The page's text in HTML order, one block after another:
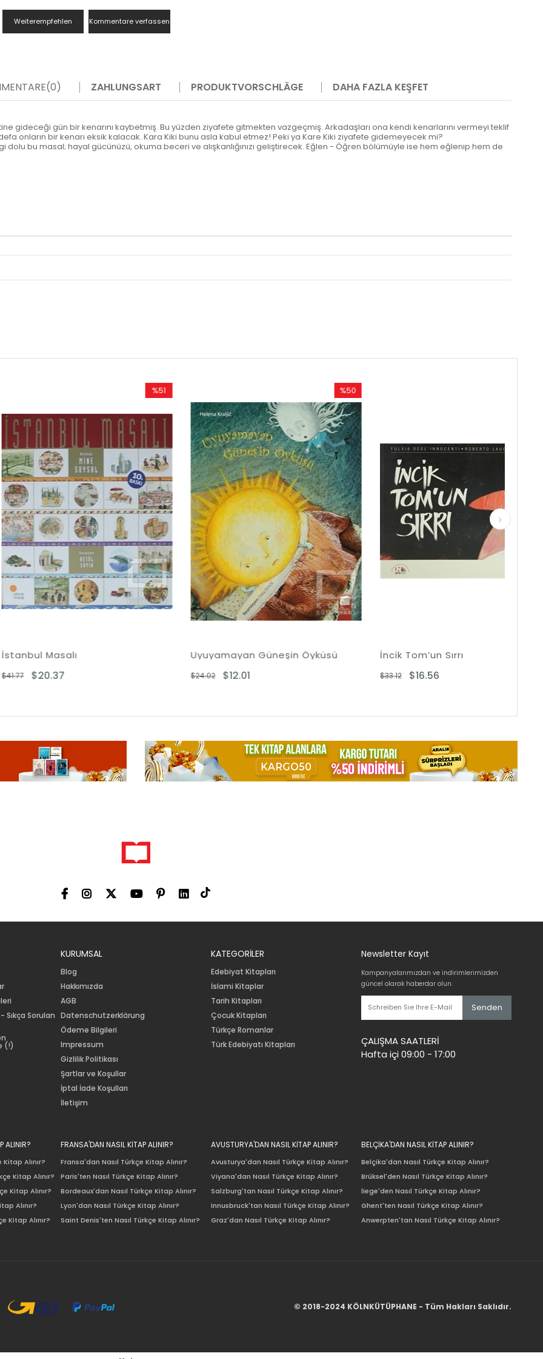
Weiterempfehlen Kommentare verfassen
(0) ZAHLUNGSART PRODUKTVORSCHLÄGE DAHA FAZLA KEŞFET
gideceği gün bir kenarını kaybetmiş. Bu yüzden ziyafete gitmekten vazgeçmiş. Arkadaşları ona kendi kenarlarını vermeyi teklif
onların bir kenarı eksik kalacak. Kara Kiki bunu asla kabul etmez! Peki ya Kare Kiki ziyafete gidemeyecek mi?
dolu bu masal; hayal gücünüzü, okuma beceri ve alışkanlığınızı geliştirecek. Eğlen - Öğren bölümüyle ise hem eğlenip hem de
%51Rabatt
Uyuyamayan Güneşin Öyküsü
$12.01
Rabatt
%50Rabatt
İncik Tom’un Sırrı
$16.56
Sıkça Sorulan
(!)
KURUMSAL
Blog
Hakkımızda
AGB
Datenschutzerklärung
Ödeme Bilgileri
Impressum
Gizlilik Politikası
Şartlar ve Koşullar
İptal İade Koşulları
İletişim
KATEGORİLER
Edebiyat Kitapları
İslami Kitaplar
Tarih Kitapları
Çocuk Kitapları
Türkçe Romanlar
Türk Edebiyatı Kitapları
Newsletter Kayıt
Kampanyalarımızdan ve indirimlerimizden
güncel olarak haberdar olun.
Senden
ÇALIŞMA SAATLERİ
Hafta içi 09:00 - 17:00
ALINIR?
Alınır?
Kitap Alınır?
Kitap Alınır?
Alınır?
Kitap Alınır?
FRANSA'DAN NASIL KİTAP ALINIR?
Fransa'dan Nasıl Türkçe Kitap Alınır?
Paris'ten Nasıl Türkçe Kitap Alınır?
Bordeaux'dan Nasıl Türkçe Kitap Alınır?
Lyon'dan Nasıl Türkçe Kitap Alınır?
Saint Denis'ten Nasıl Türkçe Kitap Alınır?
AVUSTURYA'DAN NASIL KİTAP ALINIR?
Avusturya'dan Nasıl Türkçe Kitap Alınır?
Viyana'dan Nasıl Türkçe Kitap Alınır?
Salzburg'tan Nasıl Türkçe Kitap Alınır?
Innusbruck'tan Nasıl Türkçe Kitap Alınır?
Graz'dan Nasıl Türkçe Kitap Alınır?
BELÇİKA'DAN NASIL KİTAP ALINIR?
Belçika'dan Nasıl Türkçe Kitap Alınır?
Brüksel'den Nasıl Türkçe Kitap Alınır?
liege'den Nasıl Türkçe Kitap Alınır?
Ghent'ten Nasıl Türkçe Kitap Alınır?
Anwerpten'tan Nasıl Türkçe Kitap Alınır?
© 2018-2024 KÖLNKÜTÜPHANE - Tüm Hakları Saklıdır.